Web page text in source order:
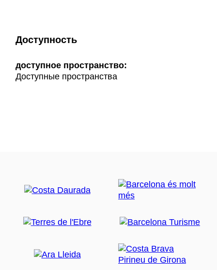
Доступность
доступное пространство:
Доступные пространства